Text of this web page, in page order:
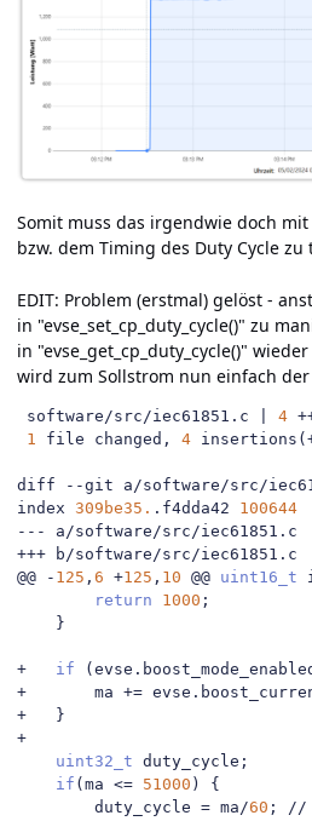
Somit muss das irgendwie doch
bzw. dem Timing des Duty Cycle zu
EDIT: Problem (erstmal) gelöst -
in "evse_set_cp_duty_cycle()" zu
in "evse_get_cp_duty_cycle()"
wird zum Sollstrom nun einfach
software /src /iec61851 . c 4
1
file changed , 4 insertions
diff --git a /software /src /
index 309be35. . f4dda42 100644
---
a /software /src /iec61851 .
+++ b /software /src /iec61851 .
@@
- 125 , 6 +125 , 10 @@ uint16_t
return
1000 ;
}
+ if (evse .
+
		ma
+= evse .
+
}
+
uint32_t duty_cycle ;
if (ma <= 51000 )
{
duty_cycle = ma /60 ; //